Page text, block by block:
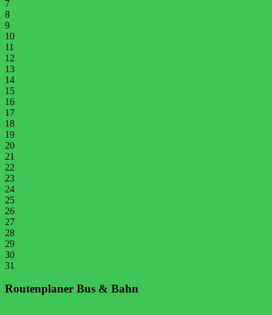
7
8
9
10
11
12
13
14
15
16
17
18
19
20
21
22
23
24
25
26
27
28
29
30
31
Routenplaner Bus & Bahn